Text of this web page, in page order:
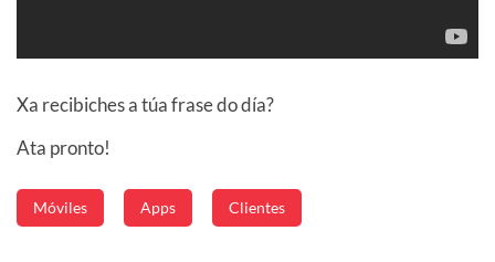
Xa recibiches a túa frase do día?
Ata pronto!
Móviles Apps Clientes